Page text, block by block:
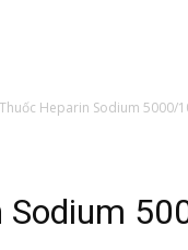
Thuốc Heparin Sodium 5000/